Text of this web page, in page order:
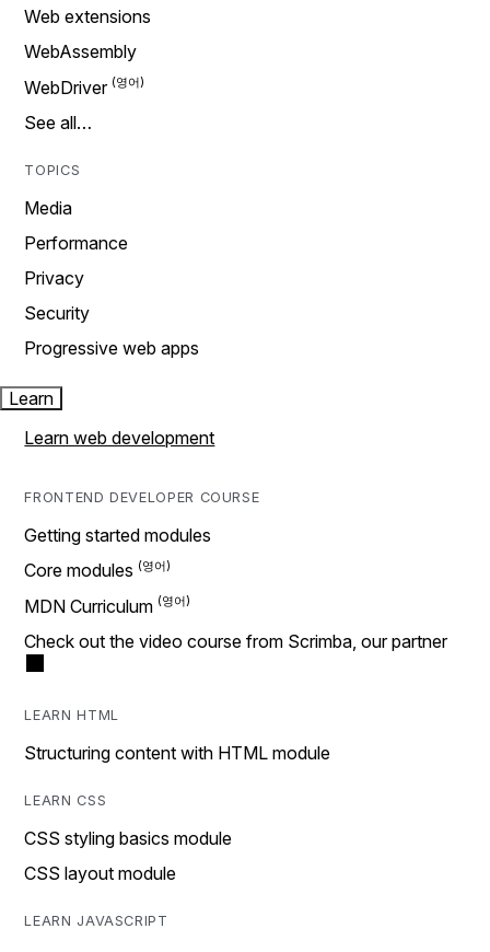
Web extensions
WebAssembly
WebDriver
See all…
TOPICS
Media
Performance
Privacy
Security
Progressive web apps
Learn
Learn web development
FRONTEND DEVELOPER COURSE
Getting started modules
Core modules
MDN Curriculum
Check out the video course from Scrimba, our partner
LEARN HTML
Structuring content with HTML module
LEARN CSS
CSS styling basics module
CSS layout module
LEARN JAVASCRIPT